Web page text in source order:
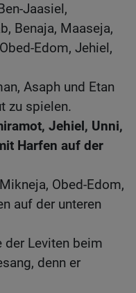
Jaasiel,
Benaja, Maaseja,
Edom, Jehiel,
Asaph und Etan
zu spielen.
Jehiel, Unni,
Harfen auf der
Obed-Edom,
auf der unteren
der Leviten beim
denn er